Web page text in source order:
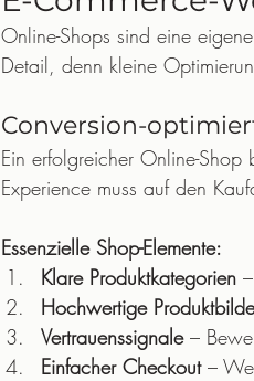
Online-Shops sind eine
Detail, denn kleine
Conversion-
Ein erfolgreicher Online-
Experience muss auf den
Essenzielle Shop-Elemente:
Klare Produktkategorien
Hochwertige
Vertrauenssignale –
Einfacher Checkout –